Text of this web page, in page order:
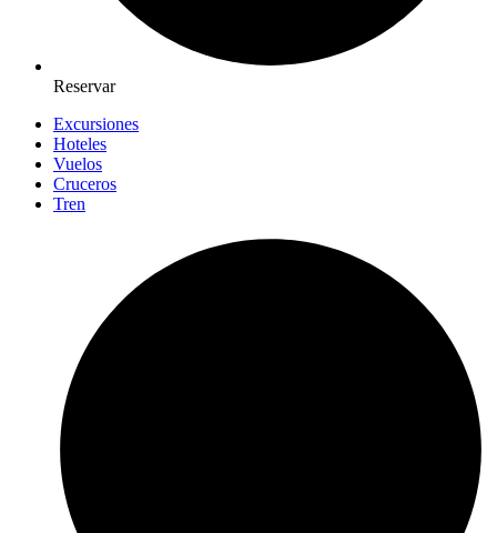
Reservar
Excursiones
Hoteles
Vuelos
Cruceros
Tren